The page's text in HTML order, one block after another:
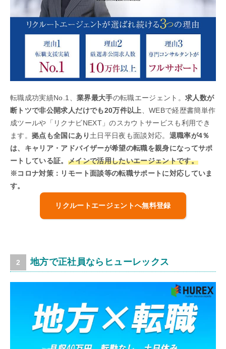
転職成功実績No.1、 業界最大手の転職エージェント。求人数が
断トツで非公開求人だけでも20万件以上
、WEBで経歴書簡単作
成ツールや「リクナビNEXT」のスカウトサービスも利用でき
ます。拠点も全国にあり 土日平日夜も面談対応。 退職率が4％
は、キャリア・アドバイザーが希望の転職を親身になってサポ
ートしている証。 メインで活用したいエージェントです。
※コロナ対策：リモート面談等の転職サポートに対応していま
す。
リクルートエージェントへ無料登録
地方で正社員ならヒューレックス